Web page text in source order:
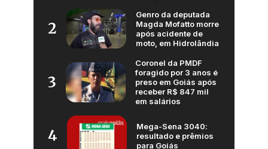
2
Genro da deputada
Magda Mofatto morre
após acidente de
moto, em Hidrolândia
3
Coronel da PMDF
foragido por 3 anos é
preso em Goiás após
receber R$ 847 mil
em salários
4
Mega-Sena 3040:
resultado e prêmios
para Goiás